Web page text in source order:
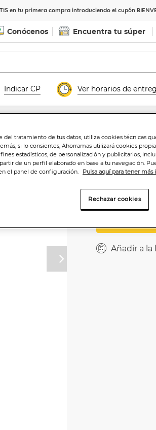
en tu primera compra introduciendo el cupón
Conócenos Encuentra tu súper
Indicar CP Ver horarios de
2,90€/100 gr.
Añadir a la
del tratamiento de tus datos, utiliza cookies técnicas
si lo consientes, Ahorramas utilizará cookies
estadísticos, de personalización y publicitarios,
de un perfil elaborado en base a tu navegación.
el panel de configuración.
Pulsa aquí para tener
Rechazar cookies